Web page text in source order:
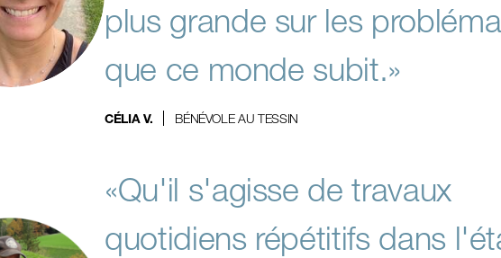
plus grande sur les
que ce monde subit.»
CÉLIA V. BÉNÉVOLE AU TESSIN
«Qu'il s'agisse de travaux
quotidiens répétitifs dans